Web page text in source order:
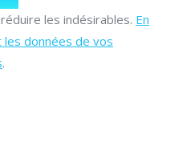
les indésirables. En
les données de vos
.